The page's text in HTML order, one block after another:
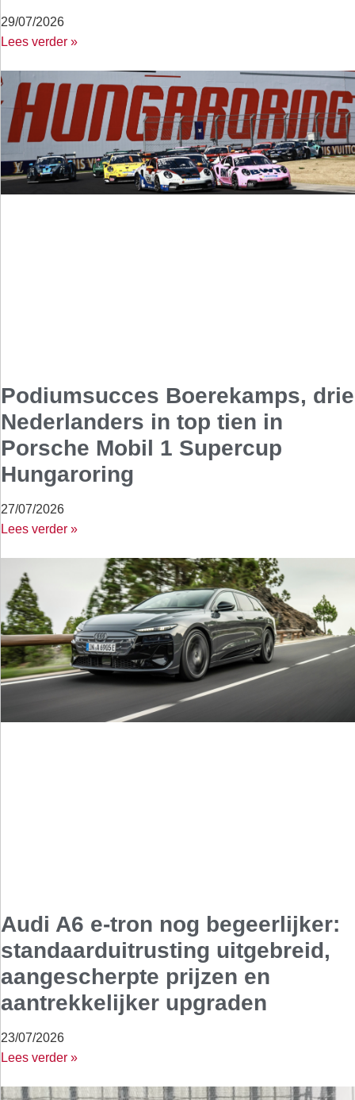
29/07/2026
Lees verder »
Podiumsucces Boerekamps, drie
Nederlanders in top tien in
Porsche Mobil 1 Supercup
Hungaroring
27/07/2026
Lees verder »
Audi A6 e-tron nog begeerlijker:
standaarduitrusting uitgebreid,
aangescherpte prijzen en
aantrekkelijker upgraden
23/07/2026
Lees verder »